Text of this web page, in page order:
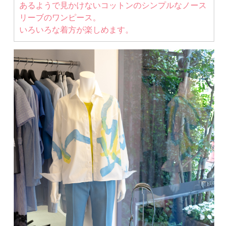
あるようで見かけないコットンのシンプルなノース
リーブのワンピース。
いろいろな着方が楽しめます。